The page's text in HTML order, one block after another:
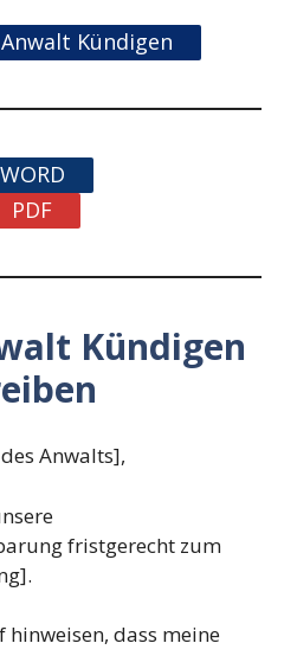
Anwalt Kündigen
WORD
PDF
Kündigen
Anwalts],
fristgerecht zum
hinweisen, dass meine